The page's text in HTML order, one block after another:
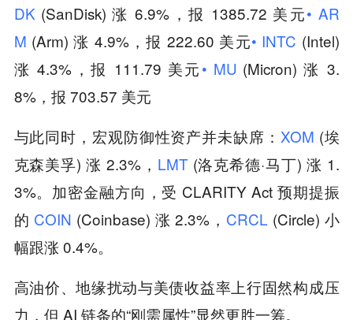
DK (SanDisk) 涨 6.9%，报 1385.72 美元• AR
M (Arm) 涨 4.9%，报 222.60 美元• INTC (Intel)
涨 4.3%，报 111.79 美元• MU (Micron) 涨 3.
8%，报 703.57 美元
与此同时，宏观防御性资产并未缺席： XOM (埃
克森美孚) 涨 2.3%， LMT (洛克希德·马丁) 涨 1.
3%。加密金融方向，受 CLARITY Act 预期提振
的 COIN (Coinbase) 涨 2.3%， CRCL (Circle) 小
幅跟涨 0.4%。
高油价、地缘扰动与美债收益率上行固然构成压
力，但 AI 链条的“刚需属性”显然更胜一筹。